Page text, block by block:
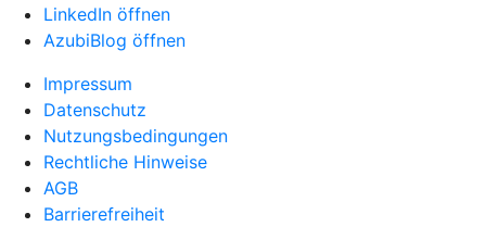
LinkedIn öffnen
AzubiBlog öffnen
Impressum
Datenschutz
Nutzungsbedingungen
Rechtliche Hinweise
AGB
Barrierefreiheit